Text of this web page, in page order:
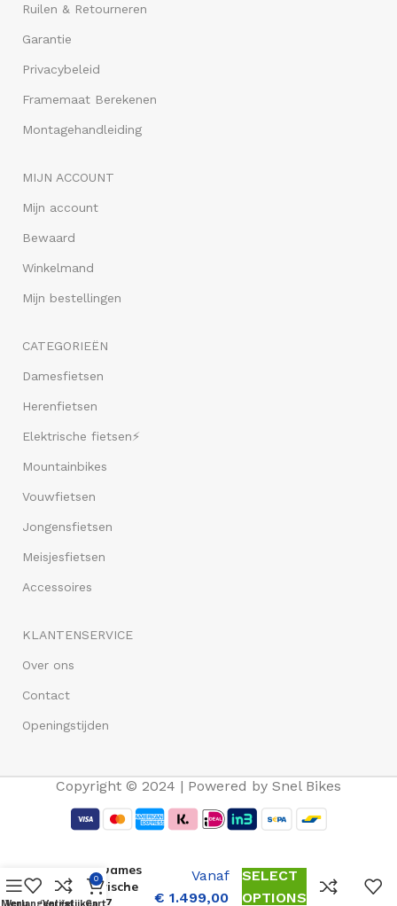
Ruilen & Retourneren
Garantie
Privacybeleid
Framemaat Berekenen
Montagehandleiding
MIJN ACCOUNT
Mijn account
Bewaard
Winkelmand
Mijn bestellingen
CATEGORIEËN
Damesfietsen
Herenfietsen
Elektrische fietsen⚡
Mountainbikes
Vouwfietsen
Jongensfietsen
Meisjesfietsen
Accessoires
KLANTENSERVICE
Over ons
Contact
Openingstijden
Copyright © 2024 | Powered by Snel Bikes
E-vision
Inch Dames
Elektrische
Vanaf
€ 1.499,00
SELECT
OPTIONS
0